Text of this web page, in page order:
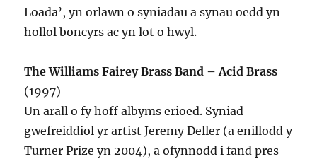
Loada’, yn orlawn o syniadau a synau oedd yn
hollol boncyrs ac yn lot o hwyl.
The Williams Fairey Brass Band – Acid Brass
(1997)
Un arall o fy hoff albyms erioed. Syniad
gwefreiddiol yr artist Jeremy Deller (a enillodd y
Turner Prize yn 2004), a ofynnodd i fand pres